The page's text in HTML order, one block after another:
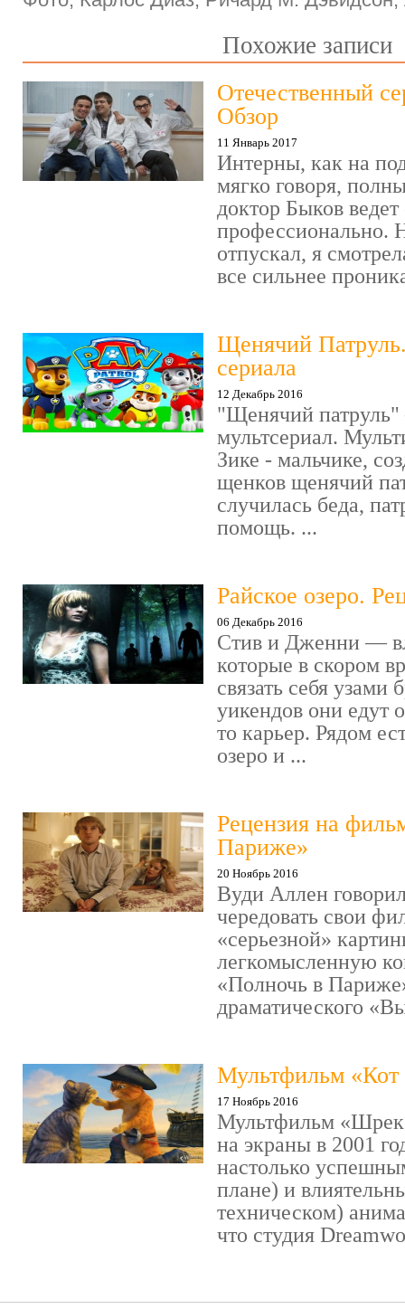
Похожие записи
Отечественный
Обзор
11 Январь 2017
Интерны, как на
мягко говоря,
доктор Быков ведет
профессионально.
отпускал, я
все сильнее
Щенячий
сериала
12 Декабрь 2016
"Щенячий патруль"
мультсериал.
Зике - мальчике,
щенков щенячий
случилась беда,
помощь. ...
Райское озеро.
06 Декабрь 2016
Стив и Дженни —
которые в скором
связать себя узами
уикендов они едут
то карьер. Рядом
озеро и ...
Рецензия на
Париже»
20 Ноябрь 2016
Вуди Аллен
чередовать свои
«серьезной»
легкомысленную
«Полночь в
драматического
Мультфильм «Кот
17 Ноябрь 2016
Мультфильм
на экраны в 2001
настолько
плане) и
техническом)
что студия